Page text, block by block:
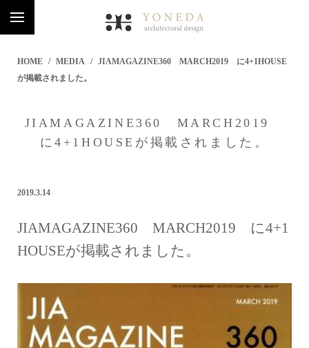
HOME MEDIA
JIAMAGAZINE360 MARCH2019 に4+1HOUSE
が掲載されました。
JIAMAGAZINE360 MARCH2019
に4+1HOUSEが掲載されました。
2019.3.14
JIAMAGAZINE360 MARCH2019 に4+1
HOUSEが掲載されました。